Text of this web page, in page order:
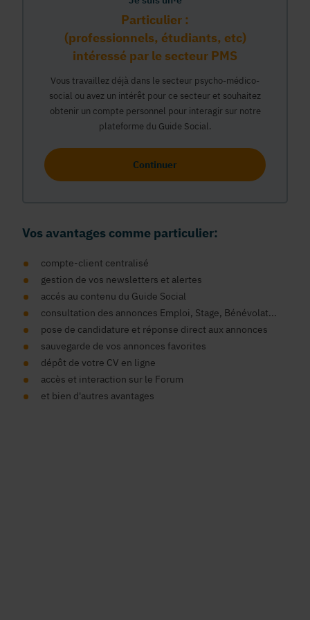
Particulier :
(professionnels, étudiants, etc)
intéressé par le secteur PMS
Vous travaillez déjà dans le secteur psycho-médico-
social ou avez un intérêt pour ce secteur et souhaitez
obtenir un compte personnel pour interagir sur notre
plateforme du Guide Social.
Continuer
Vos avantages comme particulier:
compte-client centralisé
gestion de vos newsletters et alertes
accés au contenu du Guide Social
consultation des annonces Emploi, Stage, Bénévolat...
pose de candidature et réponse direct aux annonces
sauvegarde de vos annonces favorites
dépôt de votre CV en ligne
accès et interaction sur le Forum
et bien d'autres avantages